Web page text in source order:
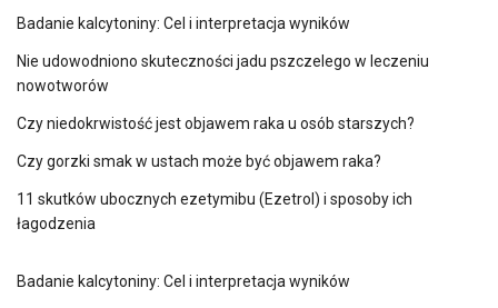
Badanie kalcytoniny: Cel i interpretacja wyników
Nie udowodniono skuteczności jadu pszczelego w leczeniu
nowotworów
Czy niedokrwistość jest objawem raka u osób starszych?
Czy gorzki smak w ustach może być objawem raka?
11 skutków ubocznych ezetymibu (Ezetrol) i sposoby ich
łagodzenia
Badanie kalcytoniny: Cel i interpretacja wyników